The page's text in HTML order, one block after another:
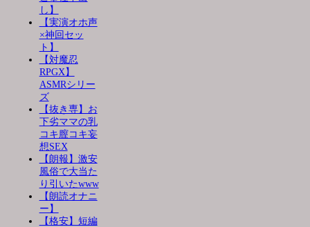
し】
【実演オホ声
×神回セッ
ト】
【対魔忍
RPGX】
ASMRシリー
ズ
【抜き専】お
下劣ママの乳
コキ膣コキ妄
想SEX
【朗報】激安
風俗で大当た
り引いたwww
【朗読オナニ
ー】
【格安】短編